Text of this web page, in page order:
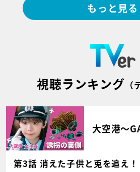
もっと見る
視聴ランキング
大空港～
第3話 消えた子供と兎を追え！